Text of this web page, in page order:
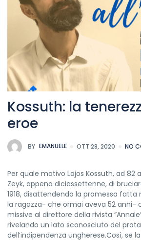
Kossuth: la
eroe
BY EMANUELE OTT 28, 2020 NO
Per quale motivo Lajos Kossuth, ad 82
Zeyk, appena diciassettenne, di
1918, disattendendo la promessa
la ragazza- che ormai aveva 52 anni-
missive al direttore della rivista
rivelando un lato sconosciuto del
dell’indipendenza ungherese.Così, se la